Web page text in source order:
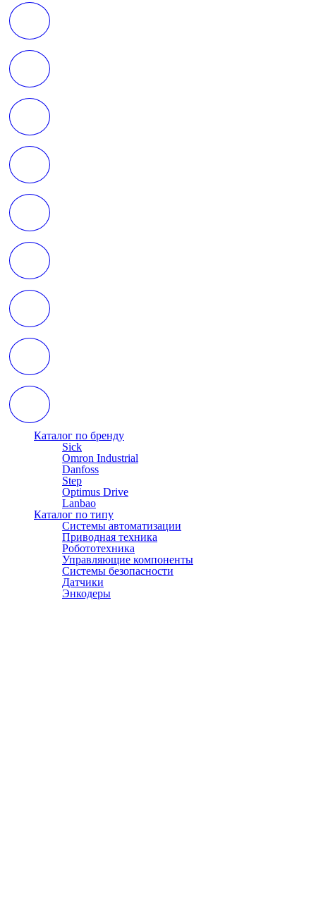
Каталог по бренду
Sick
Omron Industrial
Danfoss
Step
Optimus Drive
Lanbao
Каталог по типу
Системы автоматизации
Приводная техника
Робототехника
Управляющие компоненты
Системы безопасности
Датчики
Энкодеры